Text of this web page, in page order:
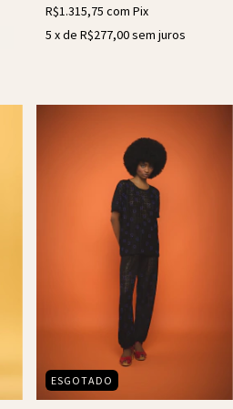
R$1.315,75 com Pix
5 x de R$277,00sem juros
ESGOTADO